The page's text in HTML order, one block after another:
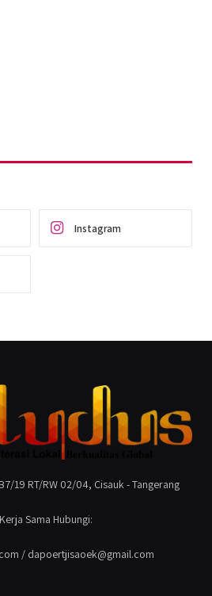
Instagram
19 RT/RW 02/04, Cisauk - Tangerang
Sama Hubungi:
/ dapoertjisaoek@gmail.com